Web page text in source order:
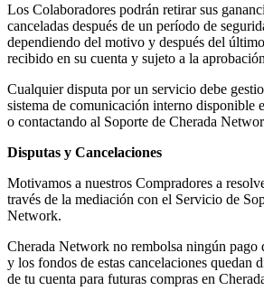
Los Colaboradores podrán retirar sus
canceladas después de un período de
dependiendo del motivo y después del
recibido en su cuenta y sujeto a la
Cualquier disputa por un servicio debe
sistema de comunicación interno disponible
o contactando al Soporte de Cherada
Disputas y Cancelaciones
Motivamos a nuestros Compradores a
través de la mediación con el Servicio de
Network.
Cherada Network no rembolsa ningún pago
y los fondos de estas cancelaciones quedan
de tu cuenta para futuras compras en